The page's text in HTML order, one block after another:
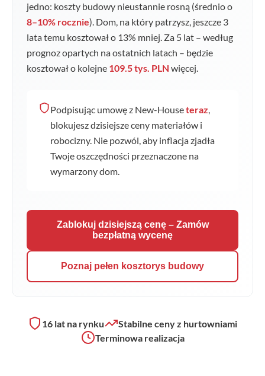
jedno: koszty budowy nieustannie rosną (średnio o
8–10% rocznie). Dom, na który patrzysz, jeszcze 3
lata temu kosztował o 13% mniej. Za 5 lat – według
prognoz opartych na ostatnich latach – będzie
kosztował o kolejne 109.5 tys. PLN więcej.
Podpisując umowę z New-Houseteraz,
blokujesz dzisiejsze ceny materiałów i
robocizny. Nie pozwól, aby inflacja zjadła
Twoje oszczędności przeznaczone na
wymarzony dom.
Zablokuj dzisiejszą cenę – Zamów
bezpłatną wycenę
Poznaj pełen kosztorys budowy
16 lat na rynku
Stabilne ceny z hurtowniami
Terminowa realizacja